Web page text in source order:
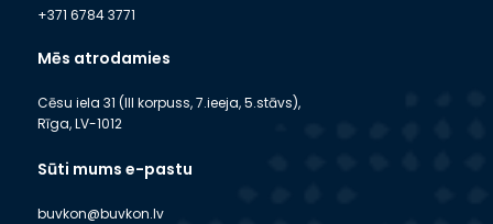
+371 6784 3771
Mēs atrodamies
Cēsu iela 31 (III korpuss, 7.ieeja, 5.stāvs),
Rīga, LV-1012
Sūti mums e-pastu
buvkon@buvkon.lv